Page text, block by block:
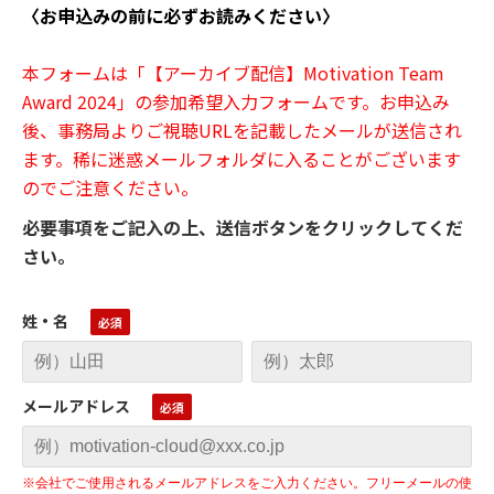
〈お申込みの前に必ずお読みください〉
本フォームは「【アーカイブ配信】Motivation Team
Award 2024」の参加希望入力フォームです。お申込み
後、事務局よりご視聴URLを記載したメールが送信され
ます。稀に迷惑メールフォルダに入ることがございます
のでご注意ください。
必要事項をご記入の上、送信ボタンをクリックしてくだ
さい。
姓・名
メールアドレス
※会社でご使用されるメールアドレスをご入力ください。フリーメールの使